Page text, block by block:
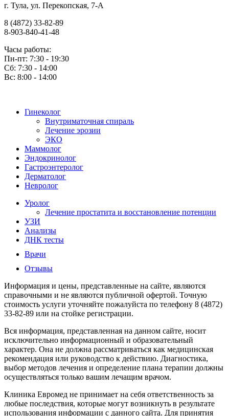
г. Тула, ул. Перекопская, 7-А
8 (4872) 33-82-89
8-903-840-41-48
Часы работы:
Пн-пт: 7:30 - 19:30
Сб: 7:30 - 14:00
Вс: 8:00 - 14:00
Гинеколог
Внутриматочная спираль
Лечение эрозии
ЭКО
Маммолог
Эндокринолог
Гастроэнтеролог
Дерматолог
Невролог
Уролог
Лечение простатита и восстановление потенции
УЗИ
Анализы
ДНК тесты
Врачи
Отзывы
Информация и цены, представленные на сайте, являются
справочными и не являются публичной офертой. Точную
стоимость услуги уточняйте пожалуйста по телефону 8 (4872)
33-82-89 или на стойке регистрации.
Вся информация, представленная на данном сайте, носит
исключительно информационный и образовательный
характер. Она не должна рассматриваться как медицинская
рекомендация или руководство к действию. Диагностика,
выбор методов лечения и определение плана терапии должны
осуществляться только вашим лечащим врачом.
Клиника Евромед не принимает на себя ответственность за
любые последствия, которые могут возникнуть в результате
использования информации с данного сайта. Для принятия